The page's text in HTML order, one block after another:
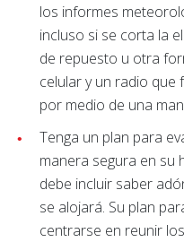
los informes
incluso si se corta la
de repuesto u otra
celular y un radio que
por medio de una
Tenga un plan para
manera segura en su
debe incluir saber
se alojará. Su plan
centrarse en reunir